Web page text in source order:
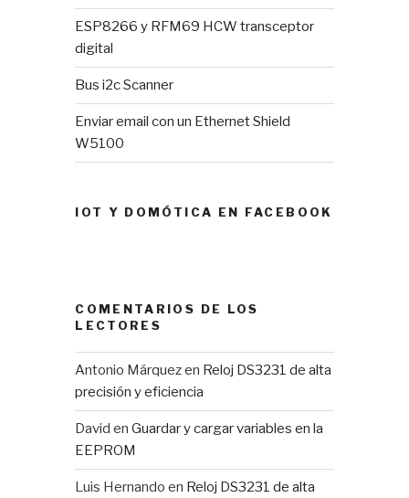
ESP8266 y RFM69 HCW transceptor
digital
Bus i2c Scanner
Enviar email con un Ethernet Shield
W5100
IOT Y DOMÓTICA EN FACEBOOK
COMENTARIOS DE LOS
LECTORES
Antonio Márquezen Reloj DS3231 de alta
precisión y eficiencia
David enGuardar y cargar variables en la
EEPROM
Luis Hernando en Reloj DS3231 de alta